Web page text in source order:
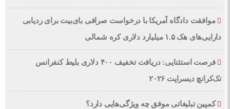
موافقت دادگاه آمریکا با درخواست صرافی بای‌بیت برای ردیابی
دارایی‌های هک ۱.۵ میلیارد دلاری کره شمالی
فرصت استثنایی: دریافت تخفیف ۴۰۰ دلاری بلیط کنفرانس
تک‌کرانچ دیسراپت ۲۰۲۶
کمپین تبلیغاتی موفق چه ویژگی‌هایی دارد؟